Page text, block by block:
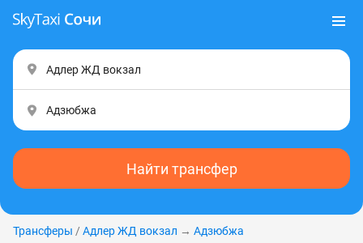
Найти трансфер
Трансферы / Адлер ЖД вокзал → Адзюбжа